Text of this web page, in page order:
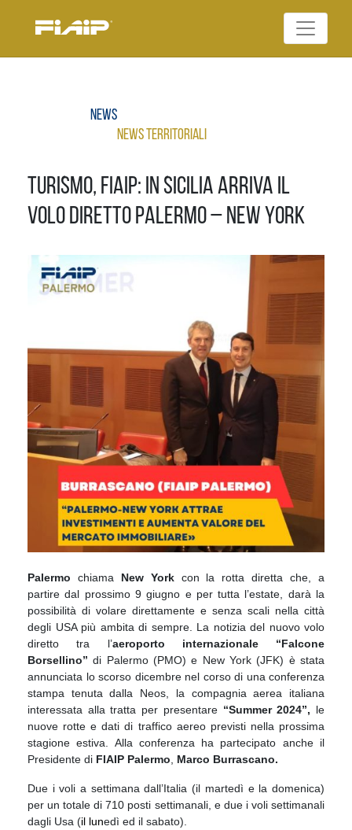
Federazione Italiana
News
News Territoriali
Turismo, Fiaip: In Sicilia arriva il
volo diretto Palermo – New York
Palermo chiama New Yorkcon la rotta diretta che, a
partire dal prossimo 9 giugno e per tutta l’estate, darà la
possibilità di volare direttamente e senza scali nella città
degli USA più ambita di sempre. La notizia del nuovo volo
diretto tra l’aeroporto internazionale “Falcone
Borsellino” di Palermo (PMO) e New York (JFK) è stata
annunciata lo scorso dicembre nel corso di una conferenza
stampa tenuta dalla Neos, la compagnia aerea italiana
interessata alla tratta per presentare “Summer 2024”, le
nuove rotte e dati di traffico aereo previsti nella prossima
stagione estiva. Alla conferenza ha partecipato anche il
Presidente di FIAIP Palermo Marco Burrascano.
Due i voli a settimana dall’Italia (il martedì e la domenica)
per un totale di 710 posti settimanali, e due i voli settimanali
dagli Usa (il lunedì ed il sabato).